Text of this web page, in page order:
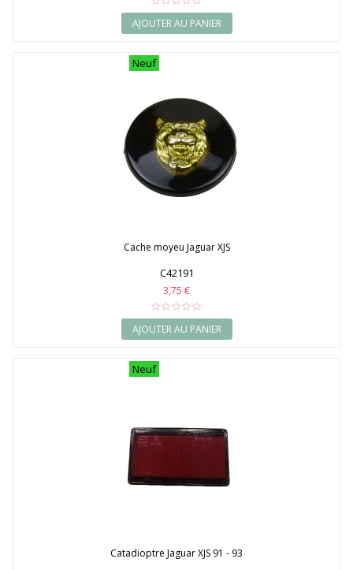
AJOUTER AU PANIER
Neuf
Cache moyeu Jaguar XJS
C42191
3,75 €
AJOUTER AU PANIER
Neuf
Catadioptre Jaguar XJS 91 - 93